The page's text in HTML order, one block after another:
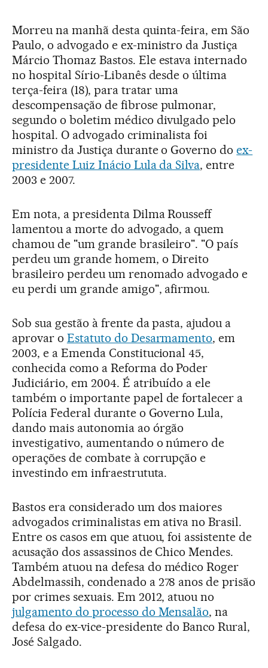
Morreu na manhã desta quinta-feira, em São
Paulo, o advogado e ex-ministro da Justiça
Márcio Thomaz Bastos. Ele estava internado
no hospital Sírio-Libanês desde o última
terça-feira (18), para tratar uma
descompensação de fibrose pulmonar,
segundo o boletim médico divulgado pelo
hospital. O advogado criminalista foi
ministro da Justiça durante o Governo doex-
presidente Luiz Inácio Lula da Silva, entre
2003 e 2007.
Em nota, a presidenta Dilma Rousseff
lamentou a morte do advogado, a quem
chamou de "um grande brasileiro". "O país
perdeu um grande homem, o Direito
brasileiro perdeu um renomado advogado e
eu perdi um grande amigo", afirmou.
Sob sua gestão à frente da pasta, ajudou a
aprovar o Estatuto do Desarmamento, em
2003, e a Emenda Constitucional 45,
conhecida como a Reforma do Poder
Judiciário, em 2004. É atribuído a ele
também o importante papel de fortalecer a
Polícia Federal durante o Governo Lula,
dando mais autonomia ao órgão
investigativo, aumentando o número de
operações de combate à corrupção e
investindo em infraestrututa.
Bastos era considerado um dos maiores
advogados criminalistas em ativa no Brasil.
Entre os casos em que atuou, foi assistente de
acusação dos assassinos de Chico Mendes.
Também atuou na defesa do médico Roger
Abdelmassih, condenado a 278 anos de prisão
por crimes sexuais. Em 2012, atuou no
julgamento do processo do Mensalão, na
defesa do ex-vice-presidente do Banco Rural,
José Salgado.